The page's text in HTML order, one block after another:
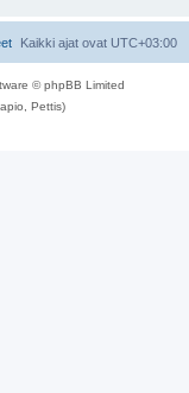
Kaikki ajat ovat UTC+03:00
© phpBB Limited
Pettis)